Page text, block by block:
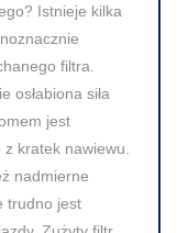
Istnieje kilka
filtra.
osłabiona siła
jest
kratek nawiewu.
nadmierne
trudno jest